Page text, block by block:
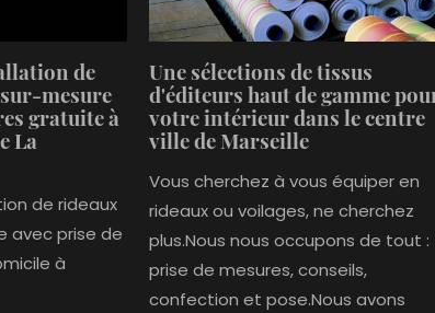
de
mesure
gratuite à
La
de rideaux
avec prise de
à
Une sélections de tissus
d'éditeurs haut de gamme
votre intérieur dans le centre
ville de Marseille
Vous cherchez à vous équiper en
rideaux ou voilages, ne cherchez
plus.Nous nous occupons de tout :
prise de mesures, conseils,
confection et pose.Nous avons